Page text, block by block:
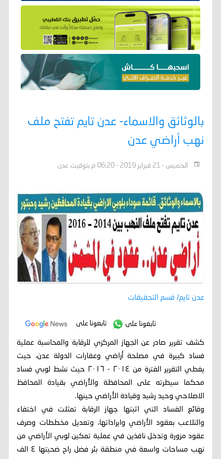
بالوثائق والاسماء- عدن تايم تفتح ملف
نهب أراضي عدن
الخميس - 21 فبراير 2019 - 06:20 م بتوقيت عدن
عدن تايم/ قسم التحقيقات
تابعونا على تابعونا على
كشف تقرير صادر عن الجهاز المركزي للرقابة والمحاسبة عملية
فساد كبيرة في مصلحة أراضي وعقارات الدولة عدن، حيث
يغطي التقرير الفترة من ٢٠١٤ - ٢٠١٦ حيث نشط لوبي فساد
محكما سيطرته على المحافظة والأراضي بقيادة المحافظ
الاصلاحي وحيد رشيد وقيادة الأراضي حينها.
وقائع الفساد التي اثبتها جهاز الرقابة تمثلت في اختفاء
والتلاعب بعقود الأراضي وايراداتها، وتعديل مخططات وصرف
عقود مزورة وتدخل نافذين في عملية تمكين لوبي الأراضي من
نهب مساحات واسعة في منطقة بئر فضل راح ضحيتها ٤ الف